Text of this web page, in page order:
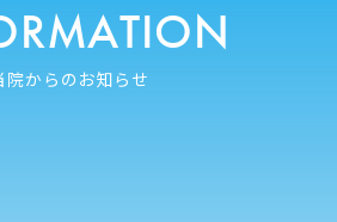
院からのお知らせ